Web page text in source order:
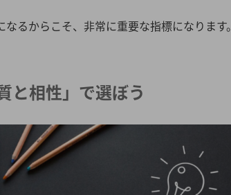
るからこそ、非常に重要な指標になります。
と相性」で選ぼう